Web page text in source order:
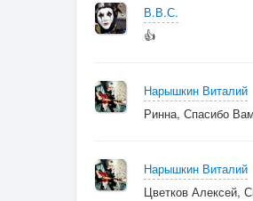
В.В.С.
👍
Нарышкин Виталий
Ринна, Спасибо
Нарышкин Виталий
Цветков Алексей,